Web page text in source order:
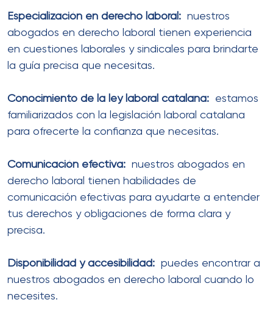
Especialización en derecho laboral: nuestros
abogados en derecho laboral tienen experiencia
en cuestiones laborales y sindicales para brindarte
la guía precisa que necesitas.
Conocimiento de la ley laboral catalana:
estamos
familiarizados con la legislación laboral catalana
para ofrecerte la confianza que necesitas.
Comunicación efectiva: nuestros abogados en
derecho laboral tienen habilidades de
comunicación efectivas para ayudarte a entender
tus derechos y obligaciones de forma clara y
precisa.
Disponibilidad y accesibilidad: puedes encontrar a
nuestros abogados en derecho laboral cuando lo
necesites.